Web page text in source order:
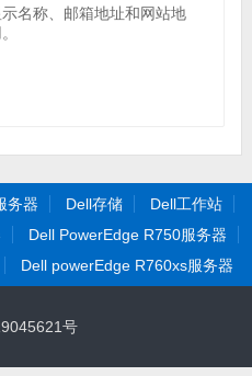
名称、邮箱地址和网站地
务器 Dell存储
Dell工作站
Dell PowerEdge R750服务器
Dell powerEdge R760xs服务器
号